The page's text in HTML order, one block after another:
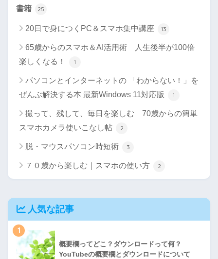
書籍 25
20日で身につくPC＆スマホ集中講座 13
65歳からのスマホ＆AI活用術 人生後半が100倍
楽しくなる！
1
パソコンとインターネットの 「わからない！」を
ぜんぶ解決する本 最新Windows 11対応版
1
撮って、残して、毎日を楽しむ 70歳からの簡単
スマホカメラ使いこなし帖
2
脱・マウスパソコン時短術 3
７０歳から楽しむ｜スマホの使い方 2
人気な記事
1
概要欄ってどこ？ダウンロードって何？
YouTubeの概要欄とダウンロードについて